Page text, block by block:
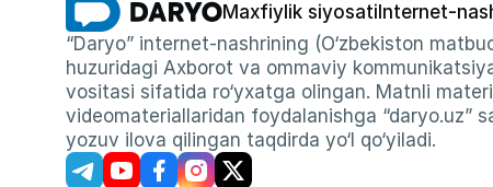
Maxfiylik siyosati Internet-
“Daryo” internet-nashrining (O‘zbekiston
huzuridagi Axborot va ommaviy
vositasi sifatida ro‘yxatga olingan. Matnli
videomateriallaridan foydalanishga “daryo.uz”
yozuv ilova qilingan taqdirda yo‘l qo‘yiladi.